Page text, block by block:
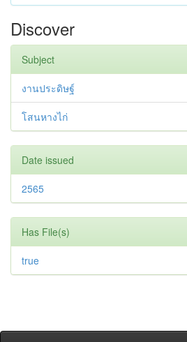
Discover
Subject
งานประดิษฐ์
โสนหางไก่
Date issued
2565
Has File(s)
true